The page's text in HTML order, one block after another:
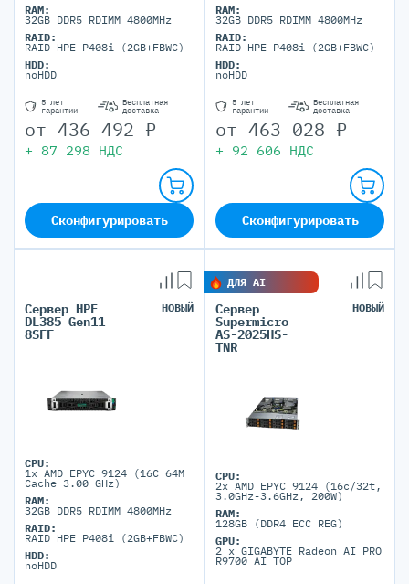
RAM:
32GB DDR5 RDIMM 4800MHz
RAID:
RAID HPE P408i (2GB+FBWC)
HDD:
noHDD
5 лет
гарантии
Бесплатная
доставка
от 436 492 ₽
+ 87 298 НДС
Сконфигурировать
RAM:
32GB DDR5 RDIMM 4800MHz
RAID:
RAID HPE P408i (2GB+FBWC)
HDD:
noHDD
5 лет
гарантии
Бесплатная
доставка
от 463 028 ₽
+ 92 606 НДС
Сконфигурировать
Сервер HPE
DL385 Gen11
8SFF
НОВЫЙ
CPU:
1x AMD EPYC 9124 (16C 64M
Cache 3.00 GHz)
RAM:
32GB DDR5 RDIMM 4800MHz
RAID:
RAID HPE P408i (2GB+FBWC)
HDD:
noHDD
ДЛЯ AI
Сервер
Supermicro
AS-2025HS-
TNR
НОВЫЙ
CPU:
2x AMD EPYC 9124 (16c/32t,
3.0GHz-3.6GHz, 200W)
RAM:
128GB (DDR4 ECC REG)
GPU:
2 x GIGABYTE Radeon AI PRO
R9700 AI TOP